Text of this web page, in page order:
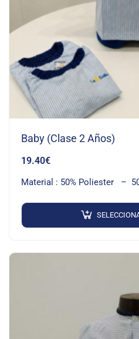
Baby (Clase 2 Años)
19.40€
Material : 50% Poliester –